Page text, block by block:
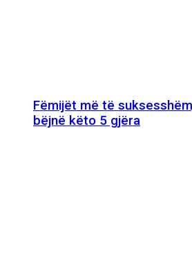
Fëmijët më të
bëjnë këto 5 gjëra